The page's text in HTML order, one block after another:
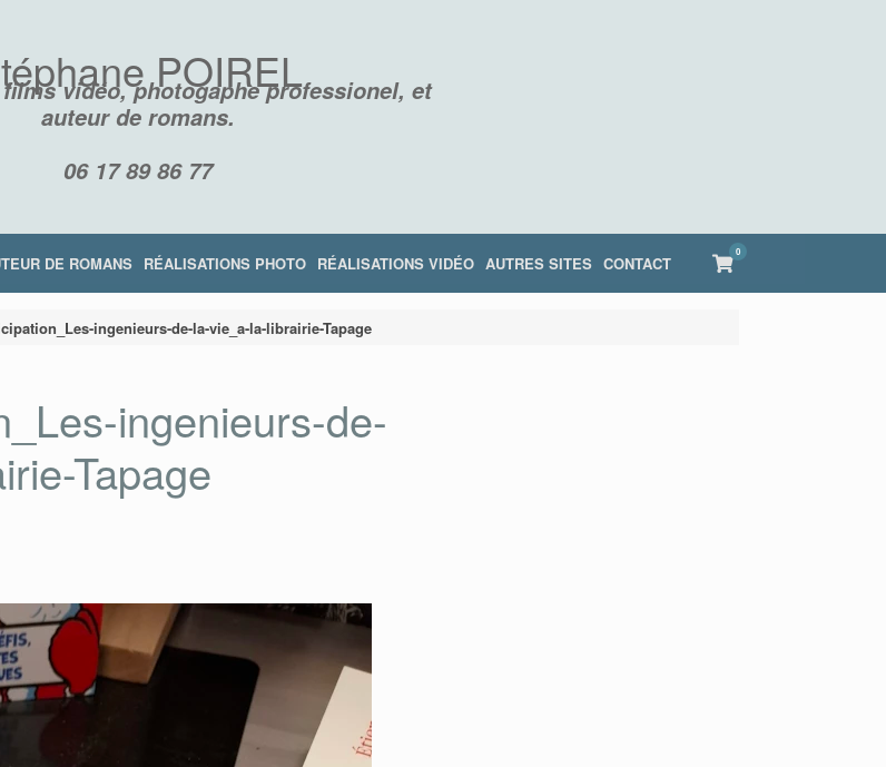
POIREL
vidéo, photogaphe professionel, et
auteur de romans.
06 17 89 86 77
DE ROMANS RÉALISATIONS PHOTO RÉALISATIONS VIDÉO AUTRES SITES CONTACT View
shopping
cart
0
ingenieurs-de-la-vie_a-la-librairie-Tapage
ingenieurs-de-
Tapage